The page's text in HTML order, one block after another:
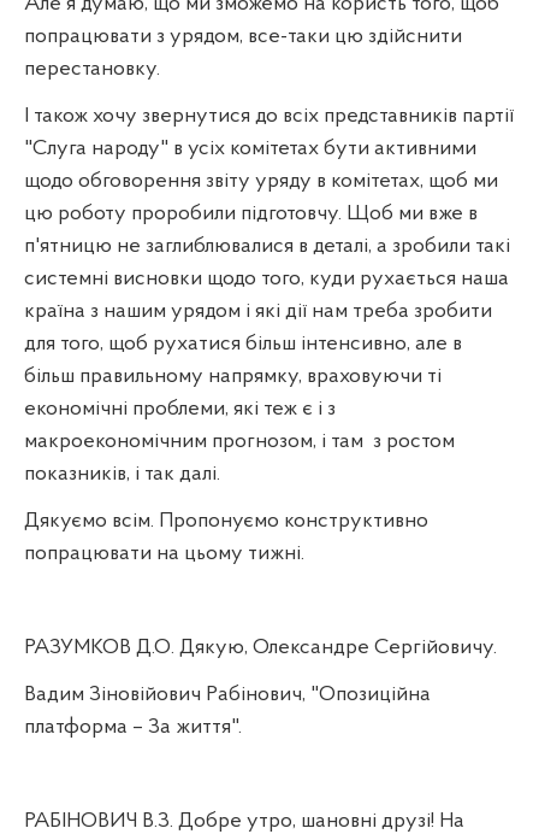
попрацювати з урядом, все-таки цю здійснити
перестановку.
І також хочу звернутися до всіх представників партії
"Слуга народу" в усіх комітетах бути активними
щодо обговорення звіту уряду в комітетах, щоб ми
цю роботу проробили підготовчу. Щоб ми вже в
п'ятницю не заглиблювалися в деталі, а зробили такі
системні висновки щодо того, куди рухається наша
країна з нашим урядом і які дії нам треба зробити
для того, щоб рухатися більш інтенсивно, але в
більш правильному напрямку, враховуючи ті
економічні проблеми, які теж є і з
макроекономічним прогнозом, і там з ростом
показників, і так далі.
Дякуємо всім. Пропонуємо конструктивно
попрацювати на цьому тижні.
РАЗУМКОВ Д.О. Дякую, Олександре Сергійовичу.
Вадим Зіновійович Рабінович, "Опозиційна
платформа – За життя".
РАБІНОВИЧ В.З. Добре утро, шановні друзі! На